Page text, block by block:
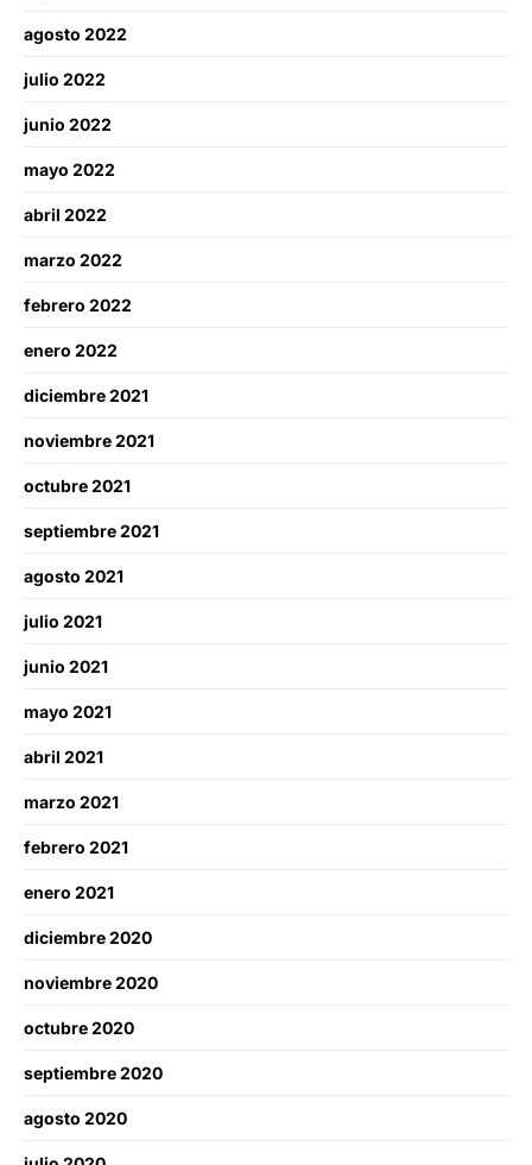
agosto 2022
julio 2022
junio 2022
mayo 2022
abril 2022
marzo 2022
febrero 2022
enero 2022
diciembre 2021
noviembre 2021
octubre 2021
septiembre 2021
agosto 2021
julio 2021
junio 2021
mayo 2021
abril 2021
marzo 2021
febrero 2021
enero 2021
diciembre 2020
noviembre 2020
octubre 2020
septiembre 2020
agosto 2020